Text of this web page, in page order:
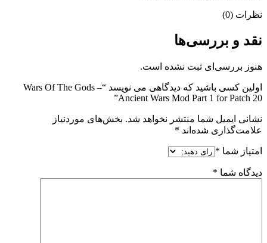
نظرات (0)
نقد و بررسی‌ها
هنوز بررسی‌ای ثبت نشده است.
اولین کسی باشید که دیدگاهی می نویسد “Wars Of The Gods –
Ancient Wars Mod Part 1 for Patch 20”
نشانی ایمیل شما منتشر نخواهد شد. بخش‌های موردنیاز
علامت‌گذاری شده‌اند *
امتیاز شما *
دیدگاه شما *